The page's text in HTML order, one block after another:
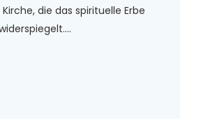
die das spirituelle Erbe